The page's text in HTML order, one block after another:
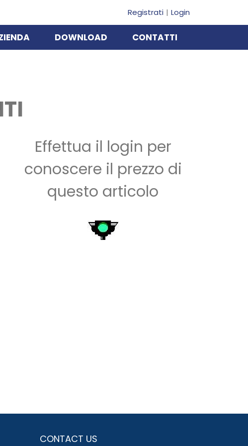
Registrati Login
DOWNLOAD CONTATTI
Effettua il login per
conoscere il prezzo di
questo articolo
CONTACT US